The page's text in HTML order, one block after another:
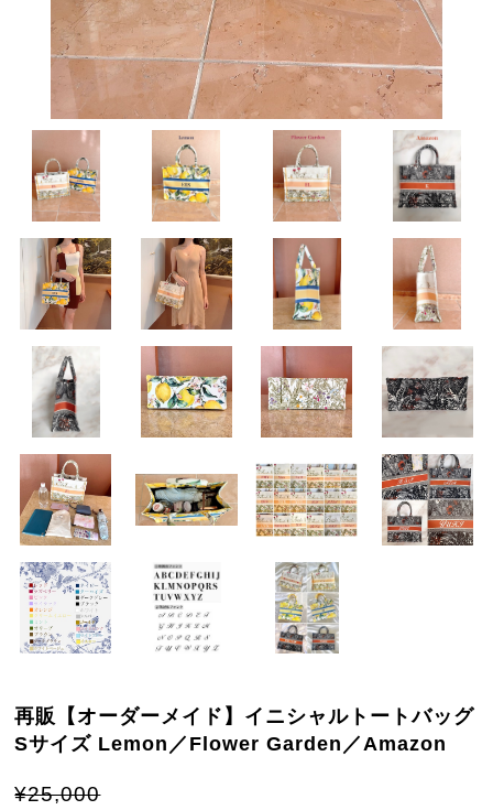
再販【オーダーメイド】イニシャルトートバッグ
Sサイズ Lemon／Flower Garden／Amazon
¥25,000